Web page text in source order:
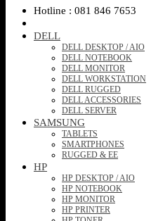
Hotline : 081 846 7653
DELL
DELL DESKTOP / AIO
DELL NOTEBOOK
DELL MONITOR
DELL WORKSTATION
DELL RUGGED
DELL ACCESSORIES
DELL SERVER
SAMSUNG
TABLETS
SMARTPHONES
RUGGED & EE
HP
HP DESKTOP / AIO
HP NOTEBOOK
HP MONITOR
HP PRINTER